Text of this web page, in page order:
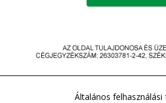
Általános felhasználási